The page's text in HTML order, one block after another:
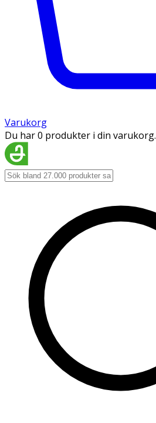
Varukorg
Du har 0 produkter i din varukorg.